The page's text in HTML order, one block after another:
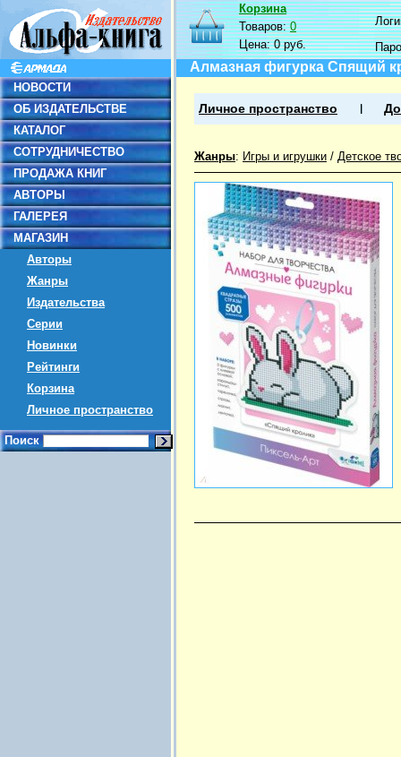
НОВОСТИ
ОБ ИЗДАТЕЛЬСТВЕ
КАТАЛОГ
СОТРУДНИЧЕСТВО
ПРОДАЖА КНИГ
АВТОРЫ
ГАЛЕРЕЯ
МАГАЗИН
Авторы
Жанры
Издательства
Серии
Новинки
Рейтинги
Корзина
Личное пространство
Поиск
Корзина
Товаров:0
Цена:0 руб.
Алмазная фигурка Спящий
Личное пространство
Жанры: Игры и игрушки / Детское